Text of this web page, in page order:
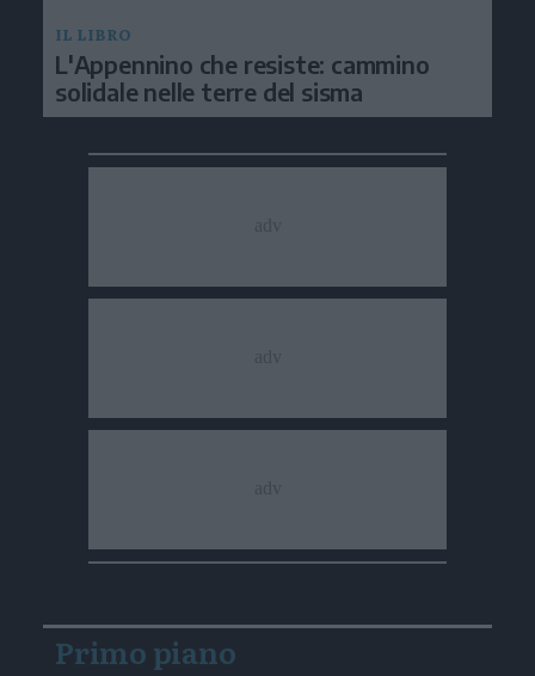
IL LIBRO
L'Appennino che resiste: cammino
solidale nelle terre del sisma
Primo piano